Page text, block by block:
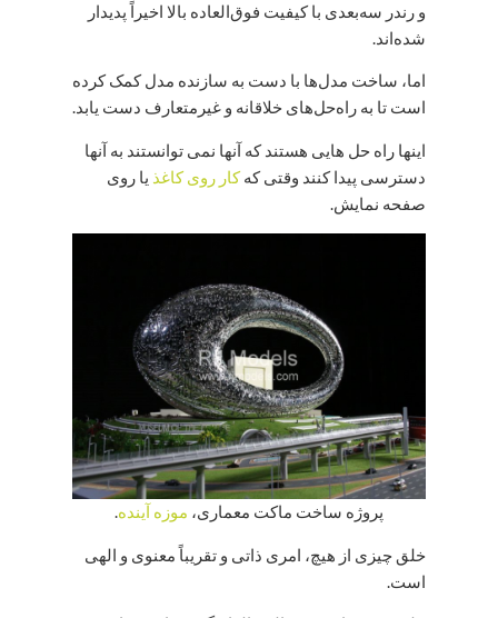
و رندر سه‌بعدی با کیفیت فوق‌العاده بالا اخیراً پدیدار
شده‌اند.
اما، ساخت مدل‌ها با دست به سازنده مدل کمک کرده
است تا به راه‌حل‌های خلاقانه و غیرمتعارف دست یابد.
اینها راه حل هایی هستند که آنها نمی توانستند به آنها
دسترسی پیدا کنند وقتی کهکار روی کاغذ یا روی
صفحه نمایش.
پروژه ساخت ماکت معماری، موزه آینده.
خلق چیزی از هیچ، امری ذاتی و تقریباً معنوی و الهی
است.